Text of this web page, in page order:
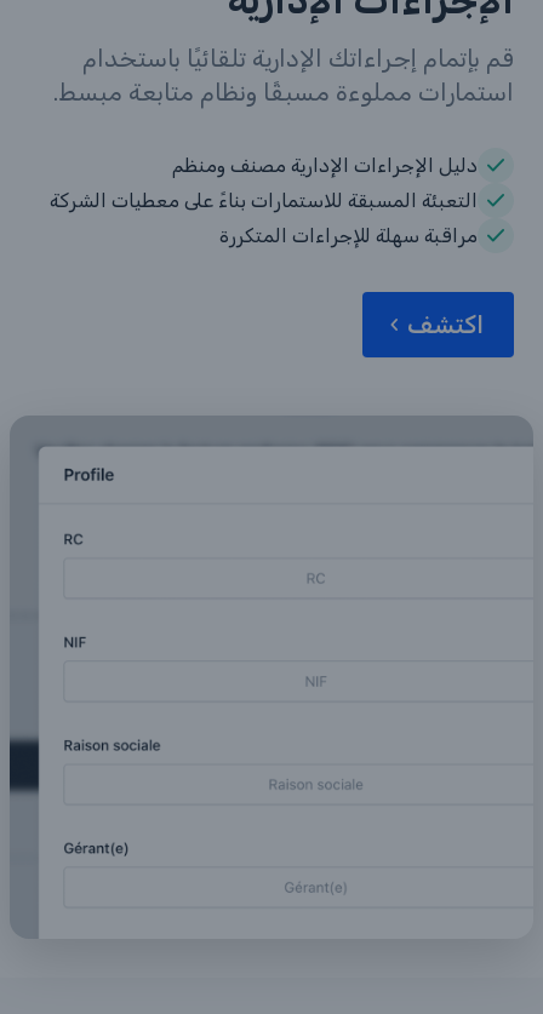
قم بإتمام إجراءاتك الإدارية تلقائيًا باستخدام
استمارات مملوءة مسبقًا ونظام متابعة مبسط.
دليل الإجراءات الإدارية مصنف ومنظم
التعبئة المسبقة للاستمارات بناءً على معطيات الشركة
مراقبة سهلة للإجراءات المتكررة
اكتشف